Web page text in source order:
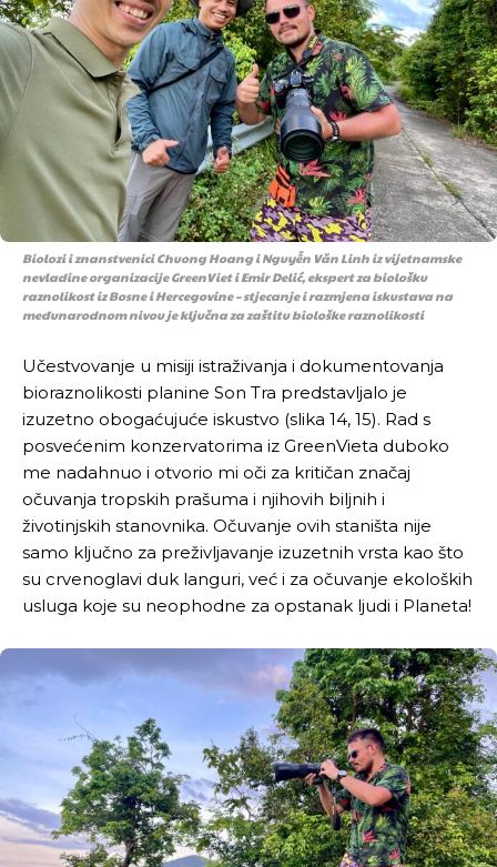
Biolozi i znanstvenici Chuong Hoang i Nguyễn Văn Linh iz vijetnamske
nevladine organizacije GreenViet i Emir Delić, ekspert za biološku
raznolikost iz Bosne i Hercegovine – stjecanje i razmjena iskustava na
međunarodnom nivou je ključna za zaštitu biološke raznolikosti
Učestvovanje u misiji istraživanja i dokumentovanja
bioraznolikosti planine Son Tra predstavljalo je
izuzetno obogaćujuće iskustvo (slika 14, 15). Rad s
posvećenim konzervatorima iz GreenVieta duboko
me nadahnuo i otvorio mi oči za kritičan značaj
očuvanja tropskih prašuma i njihovih biljnih i
životinjskih stanovnika. Očuvanje ovih staništa nije
samo ključno za preživljavanje izuzetnih vrsta kao što
su crvenoglavi duk languri, već i za očuvanje ekoloških
usluga koje su neophodne za opstanak ljudi i Planeta!